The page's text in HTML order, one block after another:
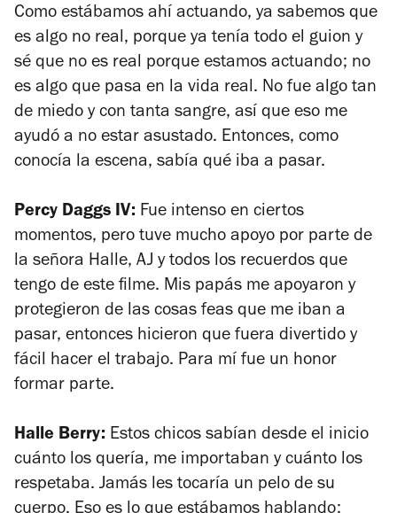
Como estábamos ahí actuando, ya sabemos que
es algo no real, porque ya tenía todo el guion y
sé que no es real porque estamos actuando; no
es algo que pasa en la vida real. No fue algo tan
de miedo y con tanta sangre, así que eso me
ayudó a no estar asustado. Entonces, como
conocía la escena, sabía qué iba a pasar.
Percy Daggs IV: Fue intenso en ciertos
momentos, pero tuve mucho apoyo por parte de
la señora Halle, AJ y todos los recuerdos que
tengo de este filme. Mis papás me apoyaron y
protegieron de las cosas feas que me iban a
pasar, entonces hicieron que fuera divertido y
fácil hacer el trabajo. Para mí fue un honor
formar parte.
Halle Berry: Estos chicos sabían desde el inicio
cuánto los quería, me importaban y cuánto los
respetaba. Jamás les tocaría un pelo de su